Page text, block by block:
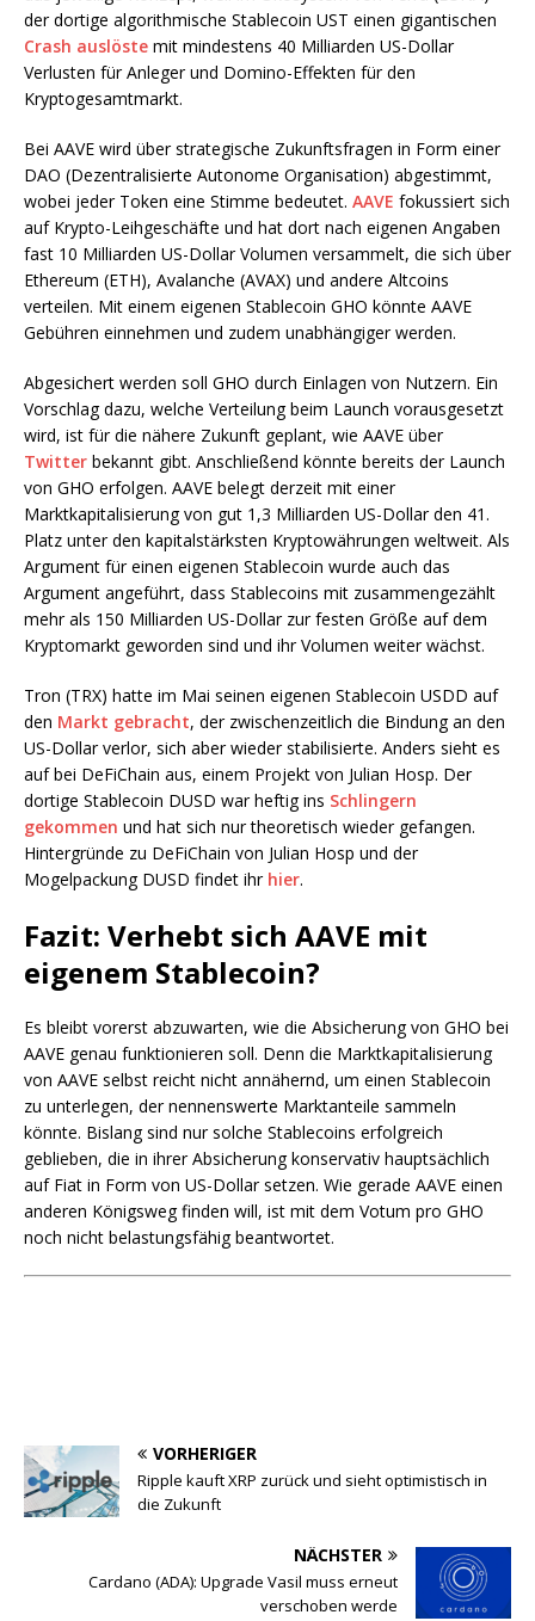
der dortige algorithmische Stablecoin UST einen gigantischen
Crash auslöste mit mindestens 40 Milliarden US-Dollar
Verlusten für Anleger und Domino-Effekten für den
Kryptogesamtmarkt.
Bei AAVE wird über strategische Zukunftsfragen in Form einer
DAO (Dezentralisierte Autonome Organisation) abgestimmt,
wobei jeder Token eine Stimme bedeutet. AAVE fokussiert sich
auf Krypto-Leihgeschäfte und hat dort nach eigenen Angaben
fast 10 Milliarden US-Dollar Volumen versammelt, die sich über
Ethereum (ETH), Avalanche (AVAX) und andere Altcoins
verteilen. Mit einem eigenen Stablecoin GHO könnte AAVE
Gebühren einnehmen und zudem unabhängiger werden.
Abgesichert werden soll GHO durch Einlagen von Nutzern. Ein
Vorschlag dazu, welche Verteilung beim Launch vorausgesetzt
wird, ist für die nähere Zukunft geplant, wie AAVE über
Twitter bekannt gibt. Anschließend könnte bereits der Launch
von GHO erfolgen. AAVE belegt derzeit mit einer
Marktkapitalisierung von gut 1,3 Milliarden US-Dollar den 41.
Platz unter den kapitalstärksten Kryptowährungen weltweit. Als
Argument für einen eigenen Stablecoin wurde auch das
Argument angeführt, dass Stablecoins mit zusammengezählt
mehr als 150 Milliarden US-Dollar zur festen Größe auf dem
Kryptomarkt geworden sind und ihr Volumen weiter wächst.
Tron (TRX) hatte im Mai seinen eigenen Stablecoin USDD auf
den Markt gebracht, der zwischenzeitlich die Bindung an den
US-Dollar verlor, sich aber wieder stabilisierte. Anders sieht es
auf bei DeFiChain aus, einem Projekt von Julian Hosp. Der
dortige Stablecoin DUSD war heftig ins Schlingern
gekommen und hat sich nur theoretisch wieder gefangen.
Hintergründe zu DeFiChain von Julian Hosp und der
Mogelpackung DUSD findet ihr hier.
Fazit: Verhebt sich AAVE mit
eigenem Stablecoin?
Es bleibt vorerst abzuwarten, wie die Absicherung von GHO bei
AAVE genau funktionieren soll. Denn die Marktkapitalisierung
von AAVE selbst reicht nicht annähernd, um einen Stablecoin
zu unterlegen, der nennenswerte Marktanteile sammeln
könnte. Bislang sind nur solche Stablecoins erfolgreich
geblieben, die in ihrer Absicherung konservativ hauptsächlich
auf Fiat in Form von US-Dollar setzen. Wie gerade AAVE einen
anderen Königsweg finden will, ist mit dem Votum pro GHO
noch nicht belastungsfähig beantwortet.
VORHERIGER
Ripple kauft XRP zurück und sieht optimistisch in
die Zukunft
NÄCHSTER
Cardano (ADA): Upgrade Vasil muss erneut
verschoben werde